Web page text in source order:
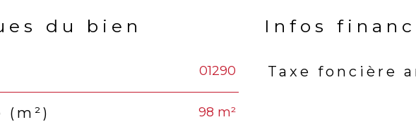
du bien
01290
98 m²
Infos
Caractéristiques
Taxe foncière